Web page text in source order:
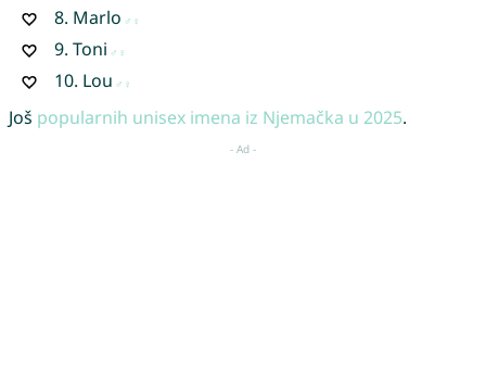
8. Marlo
9. Toni
10. Lou
Još popularnih unisex imena iz Njemačka u 2025.